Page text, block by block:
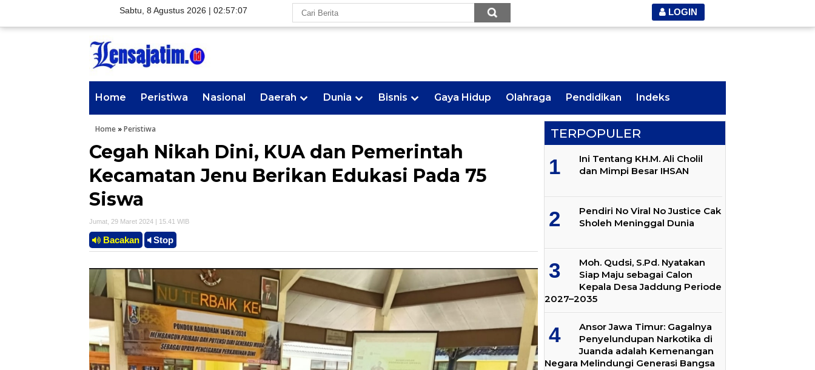
Sabtu, 8 Agustus 2026 | 02:57:08 LOGIN
Home Peristiwa Nasional Daerah Dunia Bisnis Gaya Hidup Olahraga Pendidikan Indeks
Home »Peristiwa
Cegah Nikah Dini, KUA dan Pemerintah
Kecamatan Jenu Berikan Edukasi Pada 75
Siswa
Jumat, 29 Maret 2024 | 15.41 WIB
Bacakan Stop
TERPOPULER
Ini Tentang KH.M. Ali Cholil
dan Mimpi Besar IHSAN
Pendiri No Viral No Justice Cak
Sholeh Meninggal Dunia
Moh. Qudsi, S.Pd. Nyatakan
Siap Maju sebagai Calon
Kepala Desa Jaddung Periode
2027–2035
Ansor Jawa Timur: Gagalnya
Penyelundupan Narkotika di
Juanda adalah Kemenangan
Negara Melindungi Generasi Bangsa